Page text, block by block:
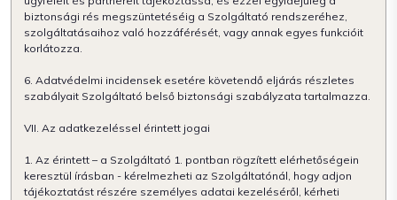
biztonsági rés megszüntetéséig a Szolgáltató rendszeréhez,
szolgáltatásaihoz való hozzáférését, vagy annak egyes funkcióit
korlátozza.
6. Adatvédelmi incidensek esetére követendő eljárás részletes
szabályait Szolgáltató belső biztonsági szabályzata tartalmazza.
VII. Az adatkezeléssel érintett jogai
1. Az érintett – a Szolgáltató 1. pontban rögzített elérhetőségein
keresztül írásban - kérelmezheti az Szolgáltatónál, hogy adjon
tájékoztatást részére személyes adatai kezeléséről, kérheti